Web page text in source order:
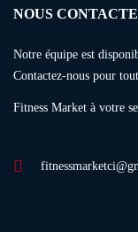
NOUS
Notre équipe est
Contactez-nous pour
Fitness Market à votre